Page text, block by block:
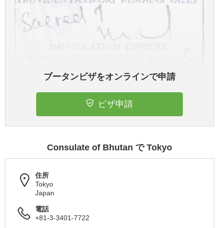
ブータンビザをオンラインで申請
ビザ申請
Consulate of Bhutan で Tokyo
住所
Tokyo
Japan
電話
+81-3-3401-7722